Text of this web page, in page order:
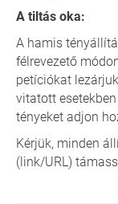
A tiltás oka:
A hamis
félrevezető
petíciókat
vitatott
tényeket adjon
Kérjük, minden
(link/URL)